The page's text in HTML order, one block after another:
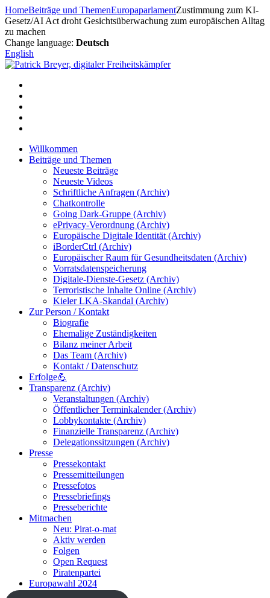
Zum
Inhalt
springen
HomeBeiträge und ThemenEuropaparlamentZustimmung zum KI-
Gesetz/AI Act droht Gesichtsüberwachung zum europäischen Alltag
zu machen
Change language: Deutsch
English
Willkommen
Beiträge und Themen
Neueste Beiträge
Neueste Videos
Schriftliche Anfragen (Archiv)
Chatkontrolle
Going Dark-Gruppe (Archiv)
ePrivacy-Verordnung (Archiv)
Europäische Digitale Identität (Archiv)
iBorderCtrl (Archiv)
Europäischer Raum für Gesundheitsdaten (Archiv)
Vorratsdatenspeicherung
Digitale-Dienste-Gesetz (Archiv)
Terroristische Inhalte Online (Archiv)
Kieler LKA-Skandal (Archiv)
Zur Person / Kontakt
Biografie
Ehemalige Zuständigkeiten
Bilanz meiner Arbeit
Das Team (Archiv)
Kontakt / Datenschutz
Erfolge💪
Transparenz (Archiv)
Veranstaltungen (Archiv)
Öffentlicher Terminkalender (Archiv)
Lobbykontakte (Archiv)
Finanzielle Transparenz (Archiv)
Delegationssitzungen (Archiv)
Presse
Pressekontakt
Pressemitteilungen
Pressefotos
Pressebriefings
Presseberichte
Mitmachen
Neu: Pirat-o-mat
Aktiv werden
Folgen
Open Request
Piratenpartei
Europawahl 2024